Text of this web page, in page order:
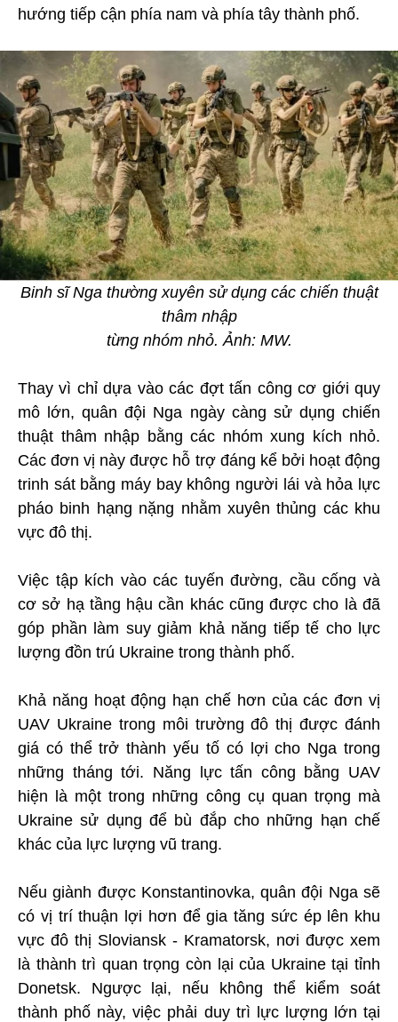
hướng tiếp cận phía nam và phía tây thành phố.
Binh sĩ Nga thường xuyên sử dụng các chiến thuật
thâm nhập
từng nhóm nhỏ. Ảnh: MW.
Thay vì chỉ dựa vào các đợt tấn công cơ giới quy
mô lớn, quân đội Nga ngày càng sử dụng chiến
thuật thâm nhập bằng các nhóm xung kích nhỏ.
Các đơn vị này được hỗ trợ đáng kể bởi hoạt động
trinh sát bằng máy bay không người lái và hỏa lực
pháo binh hạng nặng nhằm xuyên thủng các khu
vực đô thị.
Việc tập kích vào các tuyến đường, cầu cống và
cơ sở hạ tầng hậu cần khác cũng được cho là đã
góp phần làm suy giảm khả năng tiếp tế cho lực
lượng đồn trú Ukraine trong thành phố.
Khả năng hoạt động hạn chế hơn của các đơn vị
UAV Ukraine trong môi trường đô thị được đánh
giá có thể trở thành yếu tố có lợi cho Nga trong
những tháng tới. Năng lực tấn công bằng UAV
hiện là một trong những công cụ quan trọng mà
Ukraine sử dụng để bù đắp cho những hạn chế
khác của lực lượng vũ trang.
Nếu giành được Konstantinovka, quân đội Nga sẽ
có vị trí thuận lợi hơn để gia tăng sức ép lên khu
vực đô thị Sloviansk - Kramatorsk, nơi được xem
là thành trì quan trọng còn lại của Ukraine tại tỉnh
Donetsk. Ngược lại, nếu không thể kiểm soát
thành phố này, việc phải duy trì lực lượng lớn tại